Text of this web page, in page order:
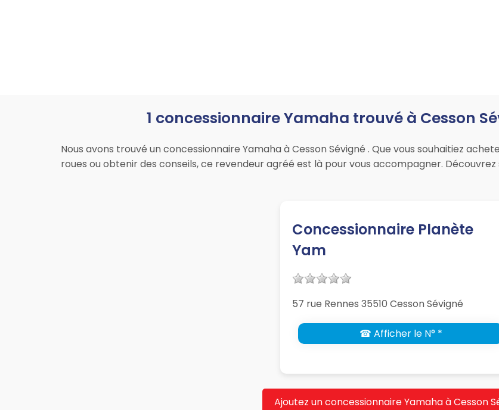
1 concessionnaire Yamaha trouvé à Cesson
Nous avons trouvé un concessionnaire Yamaha à Cesson Sévigné . Que vous souhaitiez
roues ou obtenir des conseils, ce revendeur agréé est là pour vous accompagner.
Concessionnaire Planète
Yam
57 rue Rennes 35510 Cesson Sévigné
☎ Afficher le N° *
Ajoutez un concessionnaire Yamaha à Cesson